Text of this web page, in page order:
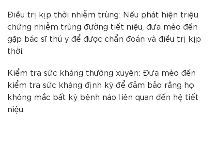
Điều trị kịp thời nhiễm trùng: Nếu phát hiện triệu
chứng nhiễm trùng đường tiết niệu, đưa mèo đến
gặp bác sĩ thú y để được chẩn đoán và điều trị kịp
thời.
Kiểm tra sức kháng thường xuyên: Đưa mèo đến
kiểm tra sức kháng định kỳ để đảm bảo rằng họ
không mắc bất kỳ bệnh nào liên quan đến hệ tiết
niệu.